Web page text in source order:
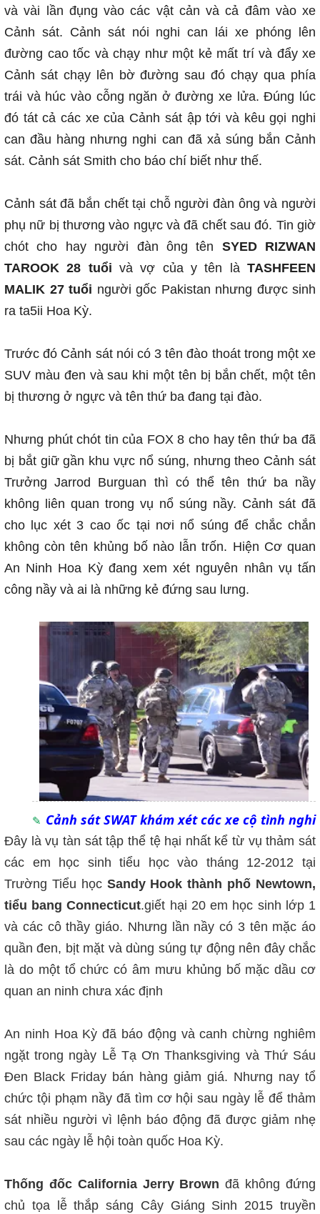
và vài lần đụng vào các vật cản và cả đâm vào xe
Cảnh sát. Cảnh sát nói nghi can lái xe phóng lên
đường cao tốc và chạy như một kẻ mất trí và đẩy xe
Cảnh sát chạy lên bờ đường sau đó chạy qua phía
trái và húc vào cỗng ngăn ở đường xe lửa. Đúng lúc
đó tát cả các xe của Cảnh sát ập tới và kêu gọi nghi
can đầu hàng nhưng nghi can đã xả súng bắn Cảnh
sát. Cảnh sát Smith cho báo chí biết như thế.
Cảnh sát đã bắn chết tại chỗ người đàn ông và người
phụ nữ bị thương vào ngực và đã chết sau đó. Tin giờ
chót cho hay người đàn ông tên SYED RIZWAN
TAROOK 28 tuổi và vợ của y tên làTASHFEEN
MALIK 27 tuổi người gốc Pakistan nhưng được sinh
ra ta5ii Hoa Kỳ.
Trước đó Cảnh sát nói có 3 tên đào thoát trong một xe
SUV màu đen và sau khi một tên bị bắn chết, một tên
bị thương ở ngực và tên thứ ba đang tại đào.
Nhưng phút chót tin của FOX 8 cho hay tên thứ ba đã
bị bắt giữ gần khu vực nổ súng, nhưng theo Cảnh sát
Trưởng Jarrod Burguan thì có thể tên thứ ba nầy
không liên quan trong vụ nổ súng nầy. Cảnh sát đã
cho lục xét 3 cao ốc tại nơi nổ súng để chắc chắn
không còn tên khủng bố nào lẫn trốn. Hiện Cơ quan
An Ninh Hoa Kỳ đang xem xét nguyên nhân vụ tấn
công nầy và ai là những kẻ đứng sau lưng.
Cảnh sát SWAT khám xét các xe cộ tình nghi
Đây là vụ tàn sát tập thể tệ hại nhất kể từ vụ thảm sát
các em học sinh tiểu học vào tháng 12-2012 tại
Trường Tiểu học Sandy Hook thành phố Newtown,
tiểu bang Connecticut.giết hại 20 em học sinh lớp 1
và các cô thầy giáo. Nhưng lần nầy có 3 tên mặc áo
quần đen, bịt mặt và dùng súng tự động nên đây chắc
là do một tổ chức có âm mưu khủng bố mặc dầu cơ
quan an ninh chưa xác định
An ninh Hoa Kỳ đã báo động và canh chừng nghiêm
ngặt trong ngày Lễ Tạ Ơn Thanksgiving và Thứ Sáu
Đen Black Friday bán hàng giảm giá. Nhưng nay tổ
chức tội phạm nầy đã tìm cơ hội sau ngày lễ để thảm
sát nhiều người vì lệnh báo động đã được giảm nhẹ
sau các ngày lễ hội toàn quốc Hoa Kỳ.
Thống đốc California Jerry Brown đã không đứng
chủ tọa lễ thắp sáng Cây Giáng Sinh 2015 truyền